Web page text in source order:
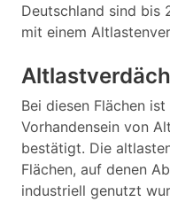
Deutschland sind bis
mit einem
Bei diesen Flächen
Vorhandensein von
bestätigt. Die
Flächen, auf denen
industriell genutzt